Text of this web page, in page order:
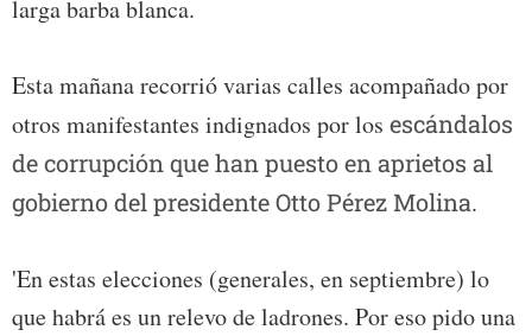
larga barba blanca.
Esta mañana recorrió varias calles acompañado por
otros manifestantes indignados por los escándalos
de corrupción que han puesto en aprietos al
gobierno del presidente Otto Pérez Molina.
'En estas elecciones (generales, en septiembre) lo
que habrá es un relevo de ladrones. Por eso pido una